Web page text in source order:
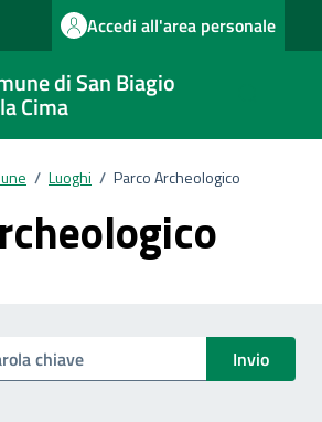
Accedi all'area personale
di San Biagio
Cima
/ Luoghi / Parco Archeologico
i documenti
Invio